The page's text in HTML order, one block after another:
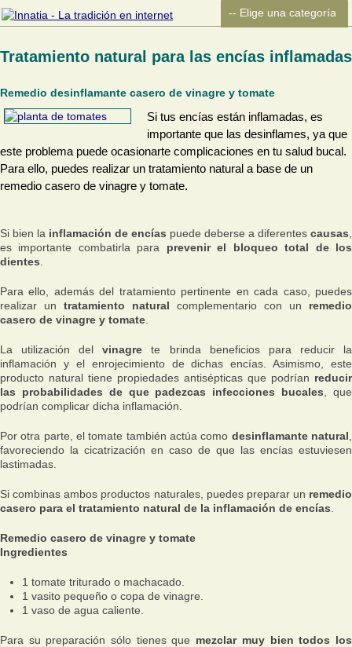
Tratamiento natural para las encías inflamadas
Remedio desinflamante casero de vinagre y tomate
Si tus encías están inflamadas, es
importante que las desinflames, ya que
este problema puede ocasionarte complicaciones en tu salud bucal.
Para ello, puedes realizar un tratamiento natural a base de un
remedio casero de vinagre y tomate.
Si bien la inflamación de encías puede deberse a diferentes causas
es importante combatirla para prevenir el bloqueo total de los
dientes
Para ello, además del tratamiento pertinente en cada caso, puedes
realizar un tratamiento natural complementario con un remedio
casero de vinagre y tomate
La utilización delvinagre te brinda beneficios para reducir la
inflamación y el enrojecimiento de dichas encías. Asimismo, este
producto natural tiene propiedades antisépticas que podrían reducir
las probabilidades de que padezcas infecciones bucales , que
podrían complicar dicha inflamación.
Por otra parte, el tomate también actúa como desinflamante natural
favoreciendo la cicatrización en caso de que las encías estuviesen
lastimadas.
Si combinas ambos productos naturales, puedes preparar un remedio
casero para el tratamiento natural de la inflamación de encías
Remedio casero de vinagre y tomate
Ingredientes
1 tomate triturado o machacado.
1 vasito pequeño o copa de vinagre.
1 vaso de agua caliente.
Para su preparación sólo tienes que mezclar muy bien todos los